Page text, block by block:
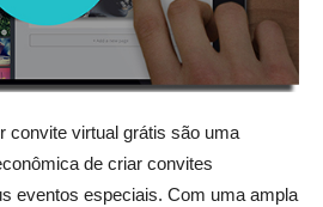
convite virtual grátis são uma
de criar convites
eventos especiais. Com uma ampla